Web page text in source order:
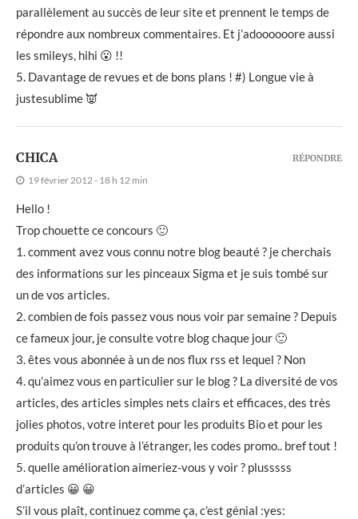
parallèlement au succès de leur site et prennent le temps de
répondre aux nombreux commentaires. Et j’adoooooore aussi
les smileys, hihi 😮 !!
5. Davantage de revues et de bons plans ! #) Longue vie à
justesublime 👿
CHICA
19 février 2012 - 18 h 12 min
Hello !
Trop chouette ce concours 🙂
1. comment avez vous connu notre blog beauté ? je cherchais
des informations sur les pinceaux Sigma et je suis tombé sur
un de vos articles.
2. combien de fois passez vous nous voir par semaine ? Depuis
ce fameux jour, je consulte votre blog chaque jour 🙂
3. êtes vous abonnée à un de nos flux rss et lequel ? Non
4. qu’aimez vous en particulier sur le blog ? La diversité de vos
articles, des articles simples nets clairs et efficaces, des très
jolies photos, votre interet pour les produits Bio et pour les
produits qu’on trouve à l’étranger, les codes promo.. bref tout !
5. quelle amélioration aimeriez-vous y voir ? plusssss
d’articles 😀 😀
S’il vous plaît, continuez comme ça, c’est génial :yes:
RÉPONDRE